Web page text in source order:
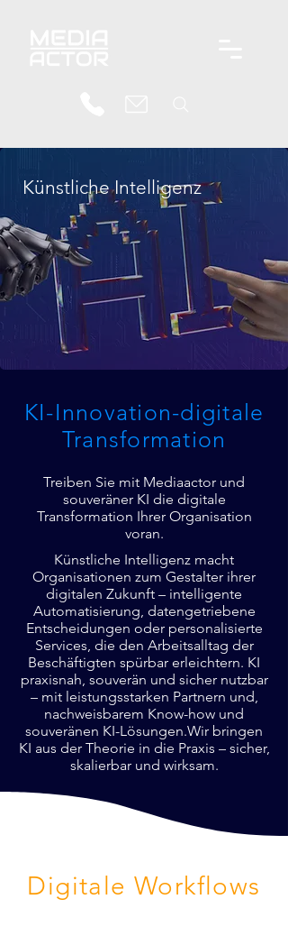
Künstliche Intelligenz
KI-Innovation-digitale
Transformation
Treiben Sie mit Mediaactor und
souveräner KI die digitale
Transformation Ihrer Organisation
voran.
Künstliche Intelligenz macht
Organisationen zum Gestalter ihrer
digitalen Zukunft – intelligente
Automatisierung, datengetriebene
Entscheidungen oder personalisierte
Services, die den Arbeitsalltag der
Beschäftigten spürbar erleichtern. KI
praxisnah, souverän und sicher nutzbar
– mit leistungsstarken Partnern und,
nachweisbarem Know-how und
souveränen KI-Lösungen.Wir bringen
KI aus der Theorie in die Praxis – sicher,
skalierbar und wirksam.
Digitale Workflows